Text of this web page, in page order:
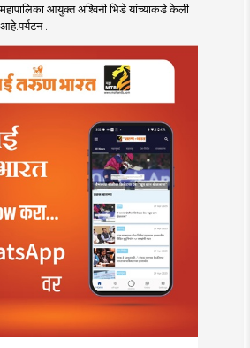
महापालिका आयुक्त अश्विनी भिडे यांच्याकडे केली
आहे.पर्यटन ..